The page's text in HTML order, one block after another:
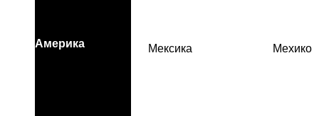
Америка Мексика Мехико